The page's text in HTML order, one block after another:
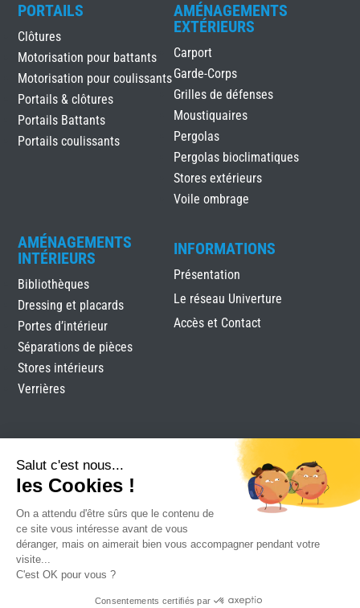
PORTAILS
Clôtures
Motorisation pour battants
Motorisation pour coulissants
Portails & clôtures
Portails Battants
Portails coulissants
AMÉNAGEMENTS
EXTÉRIEURS
Carport
Garde-Corps
Grilles de défenses
Moustiquaires
Pergolas
Pergolas bioclimatiques
Stores extérieurs
Voile ombrage
AMÉNAGEMENTS
INTÉRIEURS
Bibliothèques
Dressing et placards
Portes d’intérieur
Séparations de pièces
Stores intérieurs
Verrières
INFORMATIONS
Présentation
Le réseau Univerture
Accès et Contact
Labels Menuiserie Royan|Mentions légales
site|Réalisation Attraptemps
Salut c'est nous...
les Cookies !
On a attendu d'être sûrs que le contenu de
ce site vous intéresse avant de vous
déranger, mais on aimerait bien vous accompagner pendant votre
visite...
C'est OK pour vous ?
Consentements certifiés par